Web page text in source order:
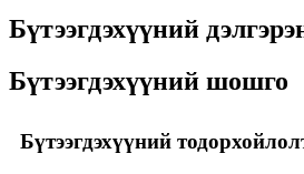
Бүтээгдэхүүний
Бүтээгдэхүүний шошго
Бүтээгдэхүүний